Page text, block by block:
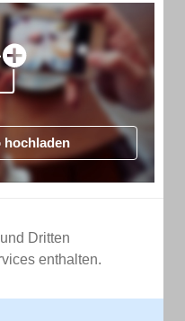
hochladen
Dritten
enthalten.